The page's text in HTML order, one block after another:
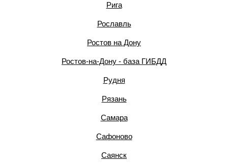
Рига
Рославль
Ростов на Дону
Ростов-на-Дону - база ГИБДД
Рудня
Рязань
Самара
Сафоново
Саянск